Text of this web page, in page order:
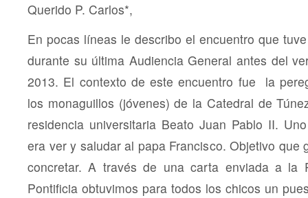
Querido P. Carlos*,
En pocas líneas le describo el encuentro que
durante su última Audiencia General antes del
2013. El contexto de este encuentro fue la
los monaguillos (jóvenes) de la Catedral de
residencia universitaria Beato Juan Pablo II.
era ver y saludar al papa Francisco. Objetivo que
concretar. A través de una carta enviada a la
Pontificia obtuvimos para todos los chicos un